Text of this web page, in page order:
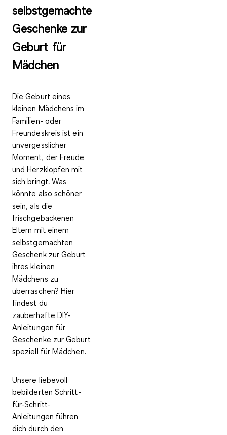
selbstgemachte
Geschenke zur
Geburt für
Mädchen
Die Geburt eines
kleinen Mädchens im
Familien- oder
Freundeskreis ist ein
unvergesslicher
Moment, der Freude
und Herzklopfen mit
sich bringt. Was
könnte also schöner
sein, als die
frischgebackenen
Eltern mit einem
selbstgemachten
Geschenk zur Geburt
ihres kleinen
Mädchens zu
überraschen? Hier
findest du
zauberhafte DIY-
Anleitungen für
Geschenke zur Geburt
speziell für Mädchen.
Unsere liebevoll
bebilderten Schritt-
für-Schritt-
Anleitungen führen
dich durch den